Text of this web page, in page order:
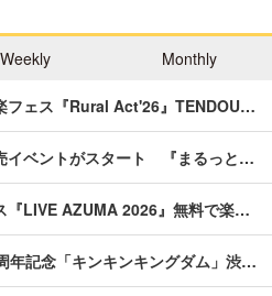
Weekly Monthly
フェス『Rural Act'26』TENDOU…
イベントがスタート 『まるっと…
『LIVE AZUMA 2026』無料で楽…
年記念「キンキンキングダム」渋…